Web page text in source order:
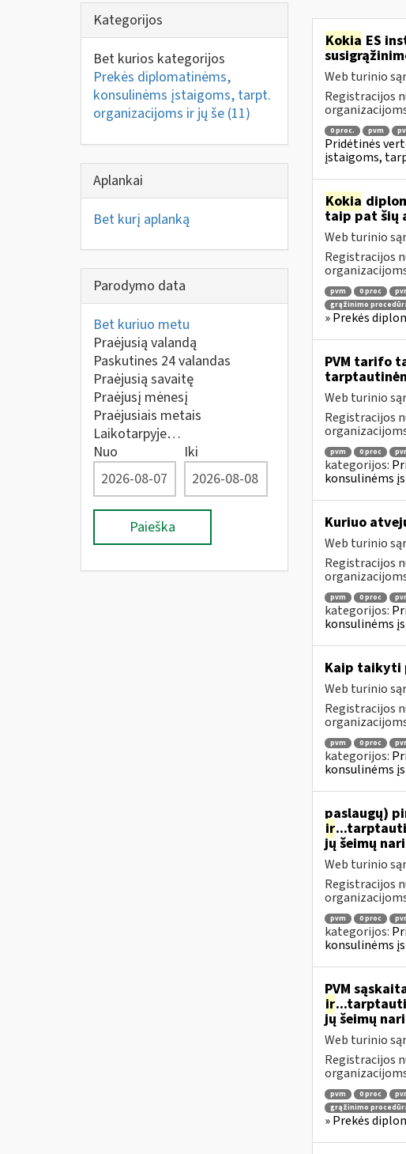
Kategorijos
Bet kurios kategorijos
Prekės diplomatinėms,
konsulinėms įstaigoms, tarpt.
organizacijoms ir jų še (11)
Aplankai
Bet kurį aplanką
Parodymo data
Bet kuriuo metu
Praėjusią valandą
Paskutines 24 valandas
Praėjusią savaitę
Praėjusį mėnesį
Praėjusiais metais
Laikotarpyje…
Nuo
Iki
Paieška
Kokia ES
Web turinio
Registracijos
0 proc. pvm
Pridėtinės
įstaigoms,
Kokia
taip pat šių
Web turinio
Registracijos
pvm 0 proc
grąžinimo
» Prekės
PVM tarifo
Web turinio
Registracijos
pvm 0 proc
kategorijos:
konsulinėms
Kuriuo
Web turinio
Registracijos
pvm 0 proc
kategorijos:
konsulinėms
Kaip taikyti
Web turinio
Registracijos
pvm 0 proc
kategorijos:
konsulinėms
paslaugų)
ir
jų šeimų
Web turinio
Registracijos
pvm 0 proc
kategorijos:
konsulinėms
PVM
ir
jų šeimų
Web turinio
Registracijos
pvm 0 proc
grąžinimo
» Prekės